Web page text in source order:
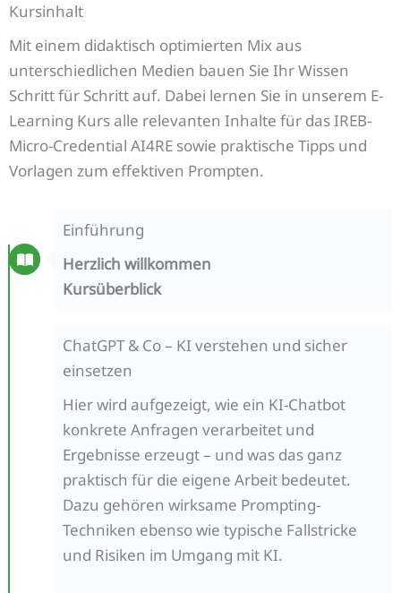
Kursinhalt
Mit einem didaktisch optimierten Mix aus
unterschiedlichen Medien bauen Sie Ihr Wissen
Schritt für Schritt auf. Dabei lernen Sie in unserem E-
Learning Kurs alle relevanten Inhalte für das IREB-
Micro-Credential AI4RE sowie praktische Tipps und
Vorlagen zum effektiven Prompten.
Einführung
Herzlich willkommen
Kursüberblick
ChatGPT & Co – KI verstehen und sicher
einsetzen
Hier wird aufgezeigt, wie ein KI-Chatbot
konkrete Anfragen verarbeitet und
Ergebnisse erzeugt – und was das ganz
praktisch für die eigene Arbeit bedeutet.
Dazu gehören wirksame Prompting-
Techniken ebenso wie typische Fallstricke
und Risiken im Umgang mit KI.